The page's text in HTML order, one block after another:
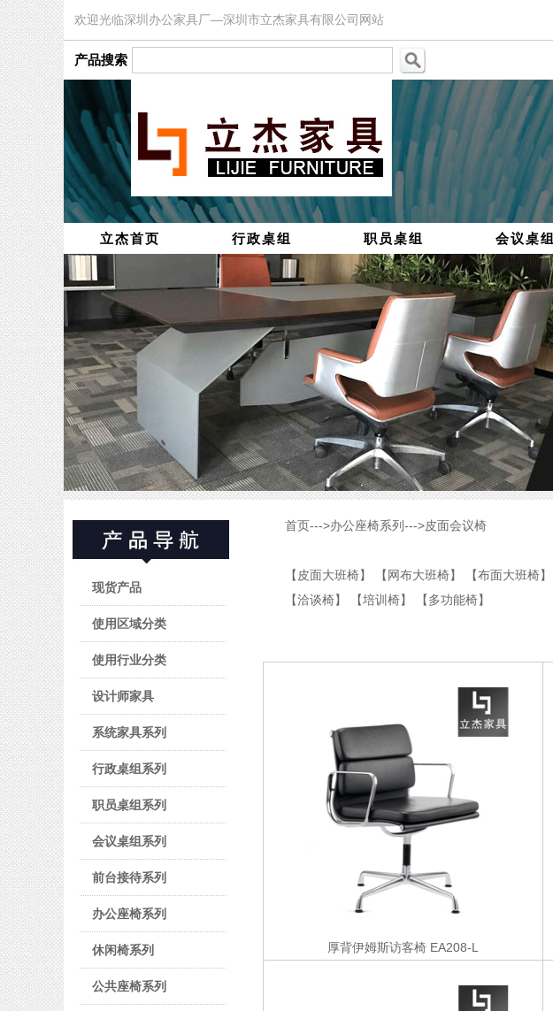
欢迎光临深圳办公家具厂—深圳市立杰家具有限公司网站
产品搜索
立杰首页 行政桌组 职员桌组 会议桌组
现货产品
使用区域分类
使用行业分类
设计师家具
系统家具系列
行政桌组系列
职员桌组系列
会议桌组系列
前台接待系列
办公座椅系列
休闲椅系列
公共座椅系列
首页--->办公座椅系列--->皮面会议椅
【皮面大班椅】 【网布大班椅】 【布面大班椅】
【洽谈椅】
【培训椅】 【多功能椅】
厚背伊姆斯访客椅 EA208-L